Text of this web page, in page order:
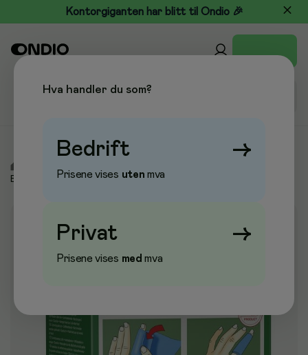
Kontorgiganten har blitt til Ondio 🎉
Bandasjer
Hva handler du som?
Bedrift →
Prisene vises uten mva
Privat →
Prisene vises med mva